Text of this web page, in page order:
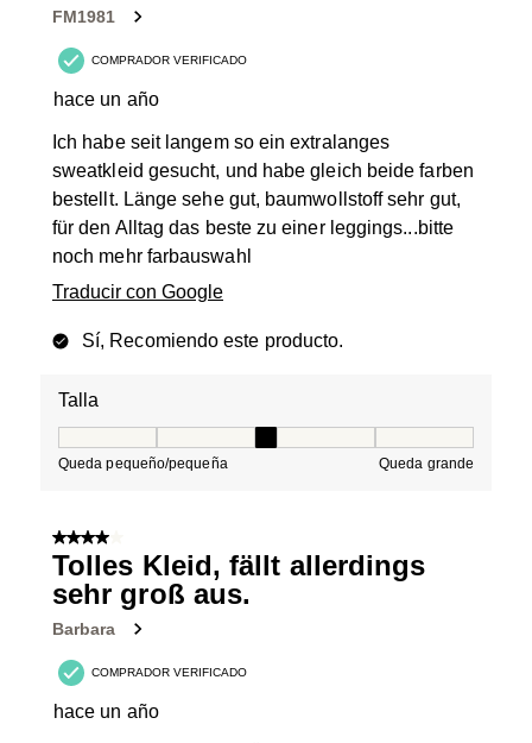
FM1981
COMPRADOR VERIFICADO
hace un año
Ich habe seit langem so ein extralanges
sweatkleid gesucht, und habe gleich beide farben
bestellt. Länge sehe gut, baumwollstoff sehr gut,
für den Alltag das beste zu einer leggings...bitte
noch mehr farbauswahl
Traducir con Google
Sí, Recomiendo este producto.
Talla
Queda pequeño/pequeña Queda grande
4 de 5 estrellas.
Tolles Kleid, fällt allerdings
sehr groß aus.
Barbara
COMPRADOR VERIFICADO
hace un año